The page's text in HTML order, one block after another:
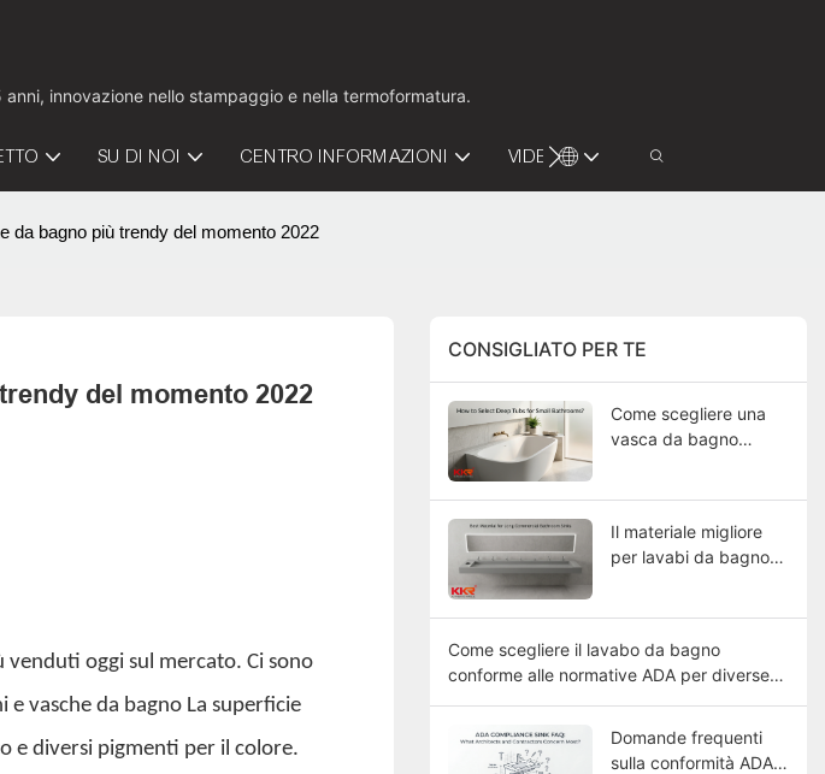
innovazione nello stampaggio e nella termoformatura.
SU DI NOI CENTRO INFORMAZIONI VIDEO CONTATTACI
da bagno più trendy del momento 2022
del momento 2022
oggi sul mercato. Ci sono
vasche da bagno La superficie
e diversi pigmenti per il colore.
CONSIGLIATO PER TE
Come scegliere una
vasca da bagno
Il materiale migliore
per lavabi da bagno
Come scegliere il lavabo da bagno
conforme alle normative ADA per diverse
Domande frequenti
sulla conformità ADA: